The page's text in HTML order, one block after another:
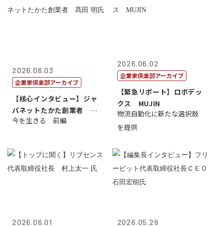
2026.06.03
企業家倶楽部アーカイブ
【核心インタビュー】ジャ
パネットたかた創業者 髙
田 明氏
今を生きる 前編
2026.06.02
企業家倶楽部アーカイブ
【緊急リポート】ロボデッ
クス MUJIN
物流自動化に新たな選択肢
を提供
2026.06.01 2026.05.29